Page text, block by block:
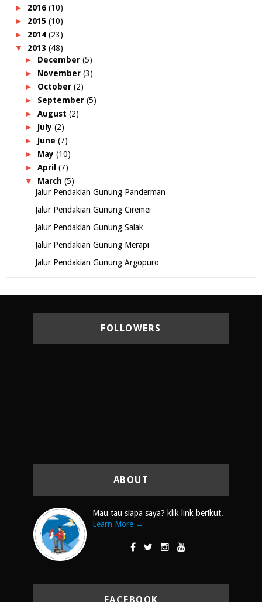
► 2016 (10)
► 2015 (10)
► 2014 (23)
▼ 2013 (48)
► December (5)
► November (3)
► October (2)
► September (5)
► August (2)
► July (2)
► June (7)
► May (10)
► April (7)
▼ March (5)
Jalur Pendakian Gunung Panderman
Jalur Pendakian Gunung Ciremei
Jalur Pendakian Gunung Salak
Jalur Pendakian Gunung Merapi
Jalur Pendakian Gunung Argopuro
FOLLOWERS
ABOUT
Mau tau siapa saya? klik link berikut.
Learn More →